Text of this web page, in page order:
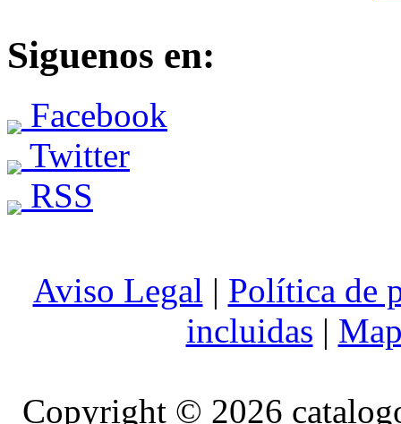
Siguenos en:
Facebook
Twitter
RSS
Aviso Legal | Política de
incluidas |
Copyright © 2026